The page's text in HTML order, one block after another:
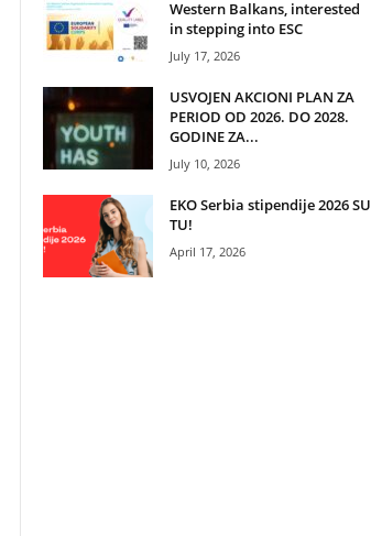
Western Balkans, interested
in stepping into ESC
July 17, 2026
USVOJEN AKCIONI PLAN ZA
PERIOD OD 2026. DO 2028.
GODINE ZA...
July 10, 2026
EKO Serbia stipendije 2026 SU
TU!
April 17, 2026